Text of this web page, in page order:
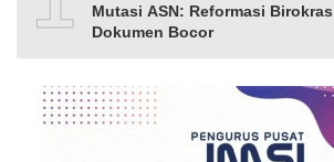
Mutasi ASN: Reformasi
Dokumen Bocor